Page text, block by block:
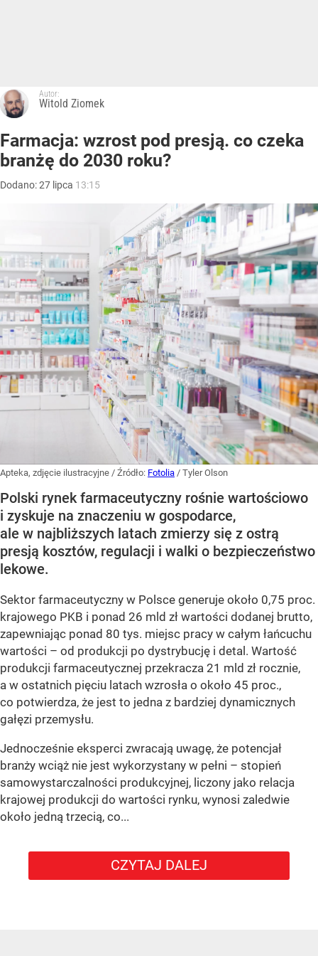
Autor:
Witold Ziomek
Farmacja: wzrost pod presją. co czeka
branżę do 2030 roku?
Dodano:27 lipca 13:15
Apteka, zdjęcie ilustracyjne / Źródło: Fotolia / Tyler Olson
Polski rynek farmaceutyczny rośnie wartościowo
i zyskuje na znaczeniu w gospodarce,
ale w najbliższych latach zmierzy się z ostrą
presją kosztów, regulacji i walki o bezpieczeństwo
lekowe.
Sektor farmaceutyczny w Polsce generuje około 0,75 proc.
krajowego PKB i ponad 26 mld zł wartości dodanej brutto,
zapewniając ponad 80 tys. miejsc pracy w całym łańcuchu
wartości – od produkcji po dystrybucję i detal. Wartość
produkcji farmaceutycznej przekracza 21 mld zł rocznie,
a w ostatnich pięciu latach wzrosła o około 45 proc.,
co potwierdza, że jest to jedna z bardziej dynamicznych
gałęzi przemysłu.
Jednocześnie eksperci zwracają uwagę, że potencjał
branży wciąż nie jest wykorzystany w pełni – stopień
samowystarczalności produkcyjnej, liczony jako relacja
krajowej produkcji do wartości rynku, wynosi zaledwie
około jedną trzecią, co...
CZYTAJ DALEJ